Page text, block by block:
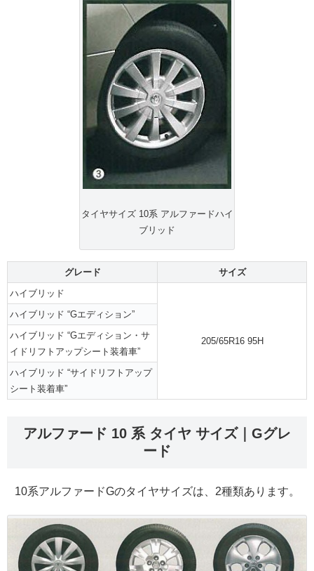
タイヤサイズ 10系 アルファードハイ
ブリッド
グレード
サイズ
ハイブリッド
205/65R16 95H
ハイブリッド “Gエディション”
ハイブリッド “Gエディション・サ
イドリフトアップシート装着車”
ハイブリッド “サイドリフトアップ
シート装着車”
アルファード 10 系 タイヤ サイズ｜Gグレ
ード
10系アルファードGのタイヤサイズは、2種類あります。